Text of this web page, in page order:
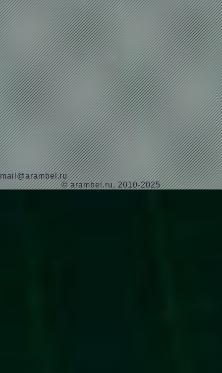
mail@arambel.ru
© arambel.ru, 2010-2025